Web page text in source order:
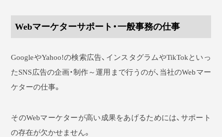
Webマーケターサポート・一般事務の仕事
GoogleやYahoo!の検索広告、インスタグラムやTikTokといっ
たSNS広告の企画・制作～運用まで行うのが、当社のWebマー
ケターの仕事。
そのWebマーケターが高い成果をあげるためには、サポート
の存在が欠かせません。